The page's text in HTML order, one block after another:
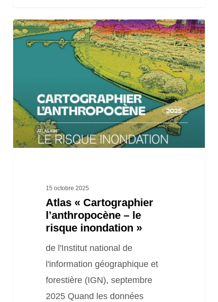
Atlas
« Cartographier
risque
inondation »
15 octobre 2025
Atlas « Cartographier
l’anthropocène – le
risque inondation »
de l'Institut national de
l'information géographique et
forestière (IGN), septembre
2025 Quand les données